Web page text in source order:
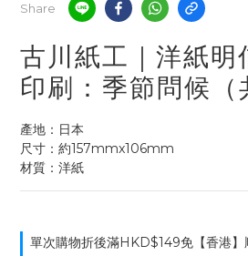
Share
古川紙工｜洋紙明
印刷：季節問候（
產地：日本
尺寸：約157mmx106mm
材質：洋紙
單次購物折後滿HKD$149免【香港】